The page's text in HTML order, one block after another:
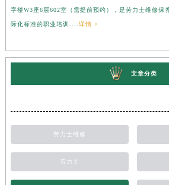
字楼W3座6层602室（需提前预约），是劳力士维修保
际化标准的职业培训.... 详情 >
文章分类
劳力士维修
劳力士